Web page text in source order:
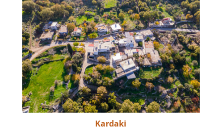
Kardaki